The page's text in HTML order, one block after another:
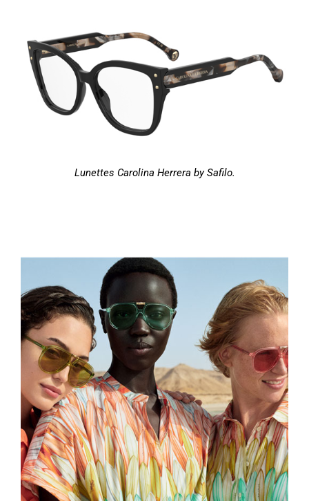
Lunettes Carolina Herrera by Safilo.